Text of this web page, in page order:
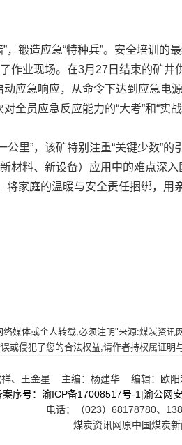
锻造应急“特种兵”。安全培训的
作业现场。在3月27日结束的矿
应急响应，从命令下达到应急电
全员应急反应能力的“大考”和“实战
”，该矿特别注重“关键少数”的
材料、新设备）应用中的难点深
将家庭的温暖与安全责任捆绑，用
媒体或个人转载,必须注明"来源:煤炭资
或侵犯了您的合法权益,请作者持权属证
王金星 主编：杨建华 编辑：欧阳
案序号：渝ICP备17008517号-1 |渝公网
电话：（023）68178780、
煤炭资讯网原中国煤炭新